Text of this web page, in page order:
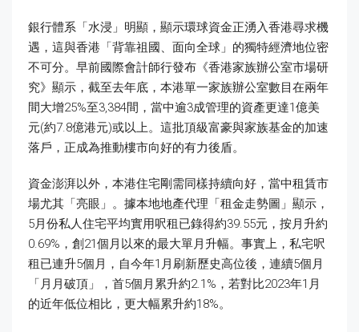
銀行體系「水浸」明顯，顯示環球資金正湧入香港尋求機
遇，這與香港「背靠祖國、面向全球」的獨特經濟地位密
不可分。早前國際會計師行發布《香港家族辦公室市場研
究》顯示，截至去年底，本港單一家族辦公室數目在兩年
間大增25%至3,384間，當中逾3成管理的資產更達1億美
元(約7.8億港元)或以上。這批頂級富豪與家族基金的加速
落戶，正成為推動樓市向好的有力後盾。
資金澎湃以外，本港住宅剛需同樣持續向好，當中租賃市
場尤其「亮眼」。據本地地產代理「租金走勢圖」顯示，
5月份私人住宅平均實用呎租已錄得約39.55元，按月升約
0.69%，創21個月以來的最大單月升幅。事實上，私宅呎
租已連升5個月，自今年1月刷新歷史高位後，連續5個月
「月月破頂」，首5個月累升約2.1%，若對比2023年1月
的近年低位相比，更大幅累升約18%。